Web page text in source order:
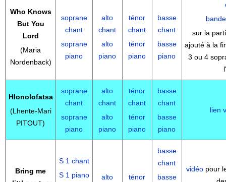
Who Knows
But You
Lord
(Maria
Nordenback)
soprane
chant
soprane
piano
alto
chant
alto
piano
ténor
chant
ténor
piano
basse
chant
basse
piano
sur la
ajouté à la
3 ou 4
Hlonolofatsa
(Lhente-Mari
PITOUT)
soprane
chant
soprane
piano
alto
chant
alto
piano
ténor
chant
ténor
piano
basse
chant
basse
piano
lien
Bring me
S 1 chant
S 1 piano
alto
ténor
basse
chant
basse
vidéo pour